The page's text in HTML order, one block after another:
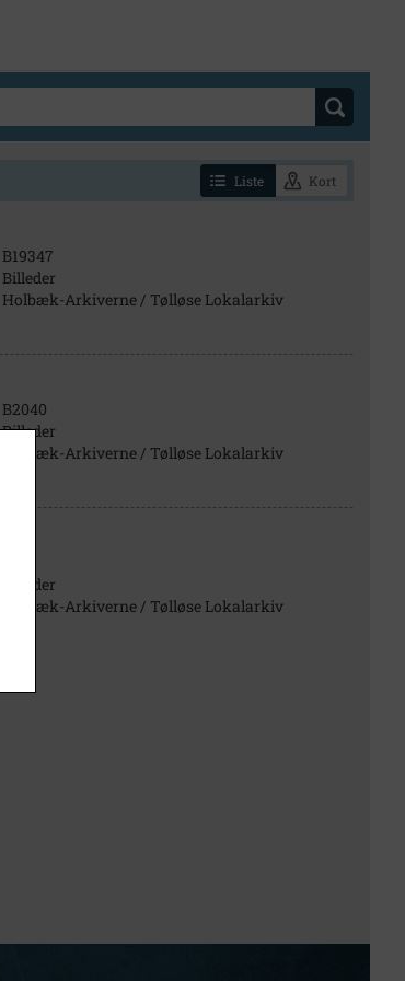
Liste Kort
B19347
Billeder
Holbæk-Arkiverne / Tølløse Lokalarkiv
B2040
Billeder
Holbæk-Arkiverne / Tølløse Lokalarkiv
Billeder
Holbæk-Arkiverne / Tølløse Lokalarkiv